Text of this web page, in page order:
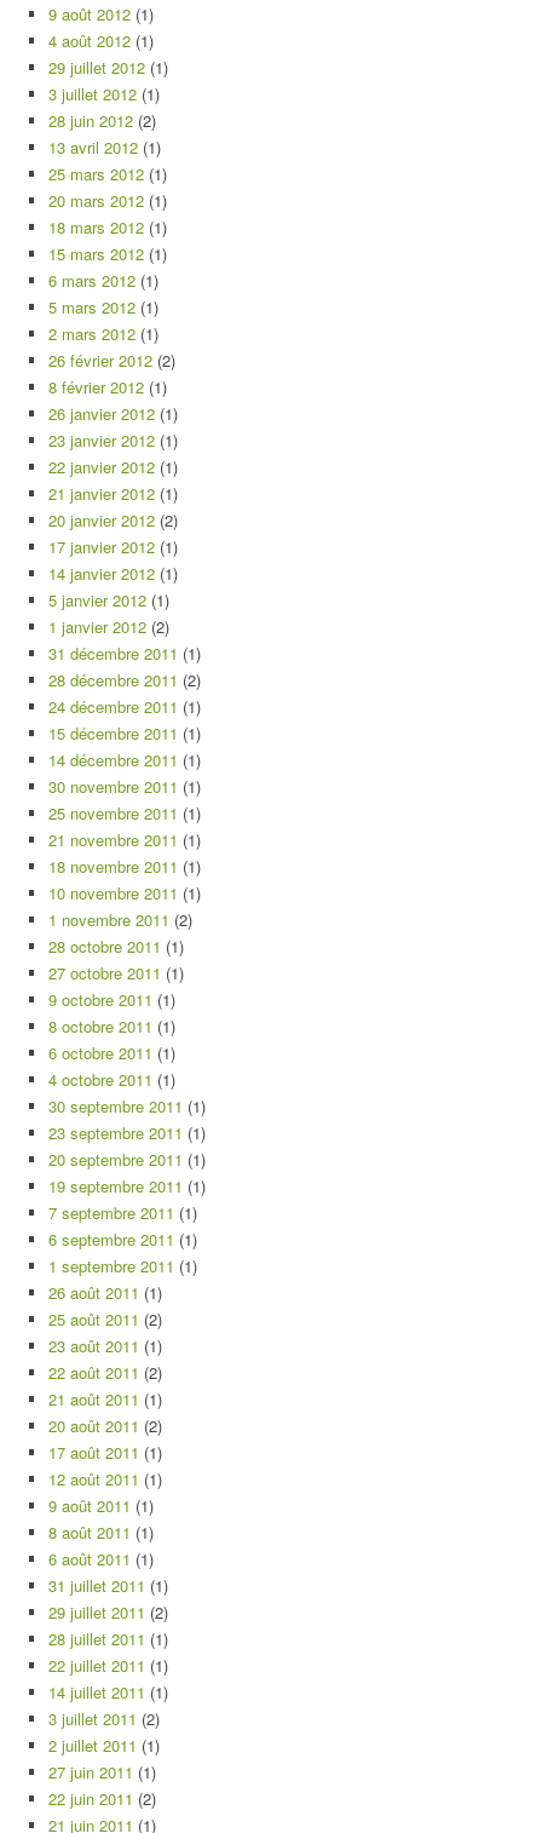
9 août 2012 (1)
4 août 2012 (1)
29 juillet 2012 (1)
3 juillet 2012 (1)
28 juin 2012 (2)
13 avril 2012 (1)
25 mars 2012 (1)
20 mars 2012 (1)
18 mars 2012 (1)
15 mars 2012 (1)
6 mars 2012 (1)
5 mars 2012 (1)
2 mars 2012 (1)
26 février 2012 (2)
8 février 2012 (1)
26 janvier 2012 (1)
23 janvier 2012 (1)
22 janvier 2012 (1)
21 janvier 2012 (1)
20 janvier 2012 (2)
17 janvier 2012 (1)
14 janvier 2012 (1)
5 janvier 2012 (1)
1 janvier 2012 (2)
31 décembre 2011 (1)
28 décembre 2011 (2)
24 décembre 2011 (1)
15 décembre 2011 (1)
14 décembre 2011 (1)
30 novembre 2011 (1)
25 novembre 2011 (1)
21 novembre 2011 (1)
18 novembre 2011 (1)
10 novembre 2011 (1)
1 novembre 2011 (2)
28 octobre 2011 (1)
27 octobre 2011 (1)
9 octobre 2011 (1)
8 octobre 2011 (1)
6 octobre 2011 (1)
4 octobre 2011 (1)
30 septembre 2011 (1)
23 septembre 2011 (1)
20 septembre 2011 (1)
19 septembre 2011 (1)
7 septembre 2011 (1)
6 septembre 2011 (1)
1 septembre 2011 (1)
26 août 2011 (1)
25 août 2011 (2)
23 août 2011 (1)
22 août 2011 (2)
21 août 2011 (1)
20 août 2011 (2)
17 août 2011 (1)
12 août 2011 (1)
9 août 2011 (1)
8 août 2011 (1)
6 août 2011 (1)
31 juillet 2011 (1)
29 juillet 2011 (2)
28 juillet 2011 (1)
22 juillet 2011 (1)
14 juillet 2011 (1)
3 juillet 2011 (2)
2 juillet 2011 (1)
27 juin 2011 (1)
22 juin 2011 (2)
21 juin 2011 (1)